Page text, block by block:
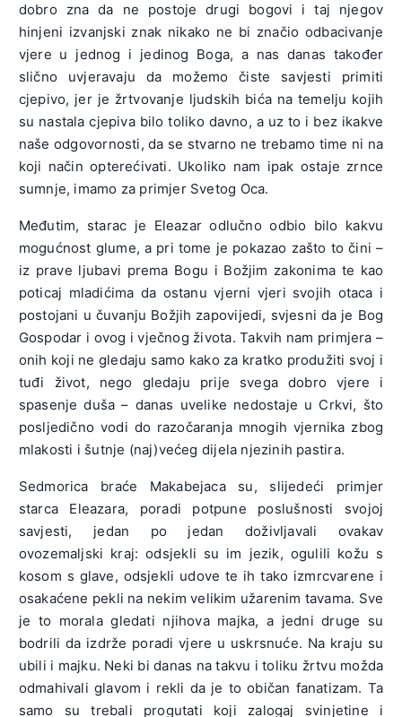
dobro zna da ne postoje drugi bogovi i taj njegov
hinjeni izvanjski znak nikako ne bi značio odbacivanje
vjere u jednog i jedinog Boga, a nas danas također
slično uvjeravaju da možemo čiste savjesti primiti
cjepivo, jer je žrtvovanje ljudskih bića na temelju kojih
su nastala cjepiva bilo toliko davno, a uz to i bez ikakve
naše odgovornosti, da se stvarno ne trebamo time ni na
koji način opterećivati. Ukoliko nam ipak ostaje zrnce
sumnje, imamo za primjer Svetog Oca.
Međutim, starac je Eleazar odlučno odbio bilo kakvu
mogućnost glume, a pri tome je pokazao zašto to čini –
iz prave ljubavi prema Bogu i Božjim zakonima te kao
poticaj mladićima da ostanu vjerni vjeri svojih otaca i
postojani u čuvanju Božjih zapovijedi, svjesni da je Bog
Gospodar i ovog i vječnog života. Takvih nam primjera –
onih koji ne gledaju samo kako za kratko produžiti svoj i
tuđi život, nego gledaju prije svega dobro vjere i
spasenje duša – danas uvelike nedostaje u Crkvi, što
posljedično vodi do razočaranja mnogih vjernika zbog
mlakosti i šutnje (naj)većeg dijela njezinih pastira.
Sedmorica braće Makabejaca su, slijedeći primjer
starca Eleazara, poradi potpune poslušnosti svojoj
savjesti, jedan po jedan doživljavali ovakav
ovozemaljski kraj: odsjekli su im jezik, ogulili kožu s
kosom s glave, odsjekli udove te ih tako izmrcvarene i
osakaćene pekli na nekim velikim užarenim tavama. Sve
je to morala gledati njihova majka, a jedni druge su
bodrili da izdrže poradi vjere u uskrsnuće. Na kraju su
ubili i majku. Neki bi danas na takvu i toliku žrtvu možda
odmahivali glavom i rekli da je to običan fanatizam. Ta
samo su trebali progutati koji zalogaj svinjetine i